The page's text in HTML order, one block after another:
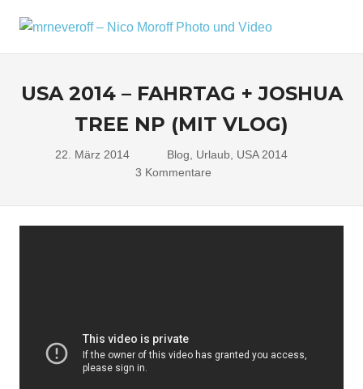
Inhalt
NICO
PHOTO
VIDEO
mit
USA 2014 – FAHRTAG + JOSHUA
TREE NP (MIT VLOG)
22. März 2014 Nico
Blog Urlaub USA 2014
3 Kommentare